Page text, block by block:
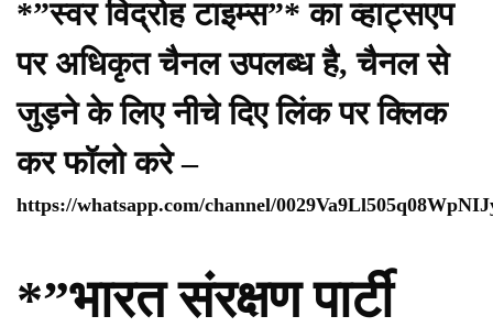
*”स्वर विद्रोह टाइम्स”* का व्हाट्सएप
पर अधिकृत चैनल उपलब्ध है, चैनल से
जुड़ने के लिए नीचे दिए लिंक पर क्लिक
कर फॉलो करे –
https://whatsapp.com/channel/
*”भारत संरक्षण पार्टी